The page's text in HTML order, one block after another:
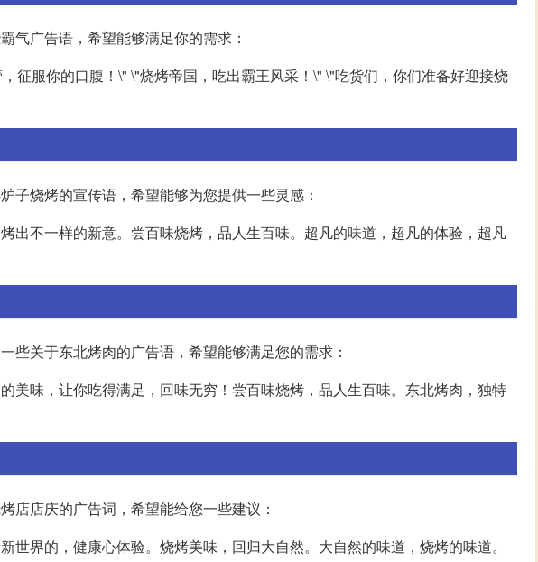
气广告语，希望能够满足你的需求：
征服你的口腹！\" \"烧烤帝国，吃出霸王风采！\" \"吃货们，你们准备好迎接烧
子烧烤的宣传语，希望能够为您提供一些灵感：
出不一样的新意。尝百味烧烤，品人生百味。超凡的味道，超凡的体验，超凡
些关于东北烤肉的广告语，希望能够满足您的需求：
美味，让你吃得满足，回味无穷！尝百味烧烤，品人生百味。东北烤肉，独特
店店庆的广告词，希望能给您一些建议：
界的，健康心体验。烧烤美味，回归大自然。大自然的味道，烧烤的味道。